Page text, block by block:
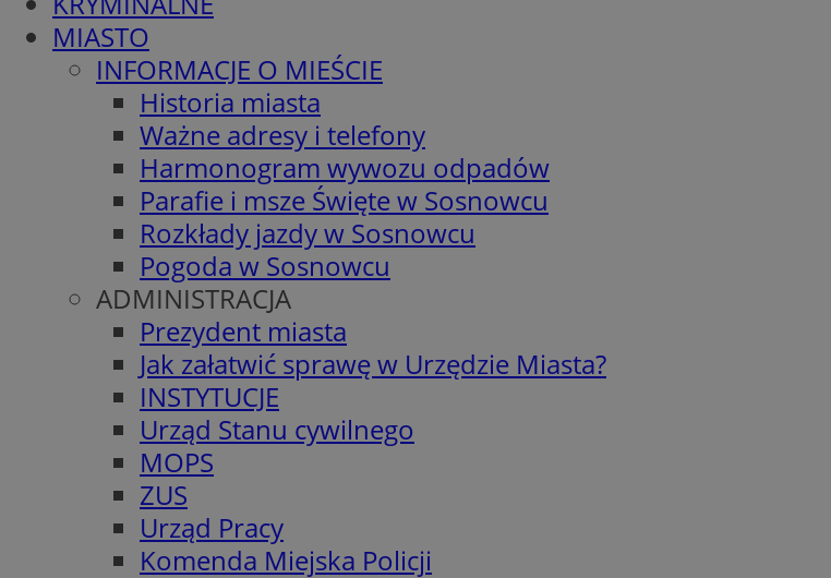
MIASTO
INFORMACJE O MIEŚCIE
Historia miasta
Ważne adresy i telefony
Harmonogram wywozu odpadów
Parafie i msze Święte w Sosnowcu
Rozkłady jazdy w Sosnowcu
Pogoda w Sosnowcu
ADMINISTRACJA
Prezydent miasta
Jak załatwić sprawę w Urzędzie Miasta?
INSTYTUCJE
Urząd Stanu cywilnego
MOPS
ZUS
Urząd Pracy
Komenda Miejska Policji